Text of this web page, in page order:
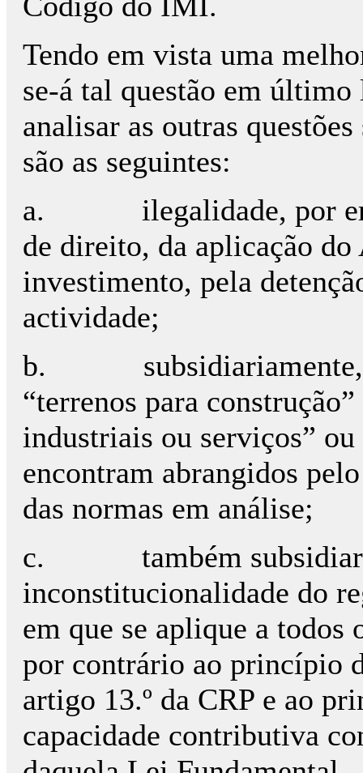
Tendo em vista uma
se-á tal questão em
analisar as outras
são as seguintes:
a.
ilegalidade, por
de direito, da aplicação
investimento, pela
actividade;
b.
“terrenos para
industriais ou serviços”
encontram abrangidos
das normas em análise;
c.
também
inconstitucionalidade do
em que se aplique a todos
por contrário ao princípio
artigo 13.º da CRP e ao
capacidade contributiva